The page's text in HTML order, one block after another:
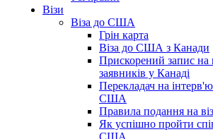
Візи
Віза до США
Грін карта
Віза до США з Канади
Прискорений запис
заявників у Канаді
Перекладач на
США
Правила подання на
Як успішно пройти
США